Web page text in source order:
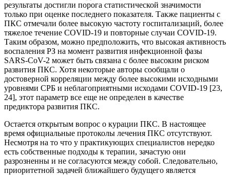
результаты достигли порога статистической значимости
только при оценке последнего показателя. Также пациенты с
ПКС отмечали более высокую частоту госпитализаций, более
тяжелое течение COVID-19 и повторные случаи COVID-19.
Таким образом, можно предположить, что высокая активность
воспаления РЗ на момент развития инфекционной фазы
SARS-CoV-2 может быть связана с более высоким риском
развития ПКС. Хотя некоторые авторы сообщали о
достоверной корреляции между более высокими исходными
уровнями СРБ и неблагоприятными исходами COVID-19 [23,
24], этот параметр все еще не определен в качестве
предиктора развития ПКС.
Остается открытым вопрос о курации ПКС. В настоящее
время официальные протоколы лечения ПКС отсутствуют.
Несмотря на то что у практикующих специалистов нередко
есть собственные подходы к терапии, зачастую они
разрозненны и не согласуются между собой. Следовательно,
приоритетной задачей ближайшего будущего является